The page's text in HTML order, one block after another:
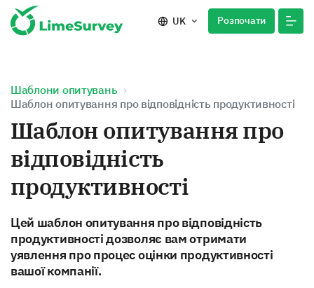
UK Розпочати
Шаблони опитувань
Шаблон опитування про відповідність продуктивності
Шаблон опитування про
відповідність
продуктивності
Цей шаблон опитування про відповідність
продуктивності дозволяє вам отримати
уявлення про процес оцінки продуктивності
вашої компанії.